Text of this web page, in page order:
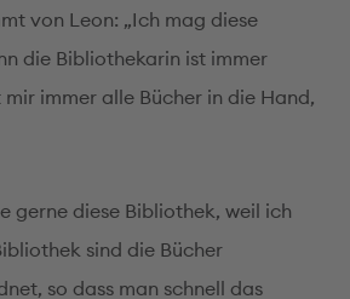
von Leon: „Ich mag diese
die Bibliothekarin ist immer
immer alle Bücher in die Hand,
gerne diese Bibliothek, weil ich
sind die Bücher
so dass man schnell das